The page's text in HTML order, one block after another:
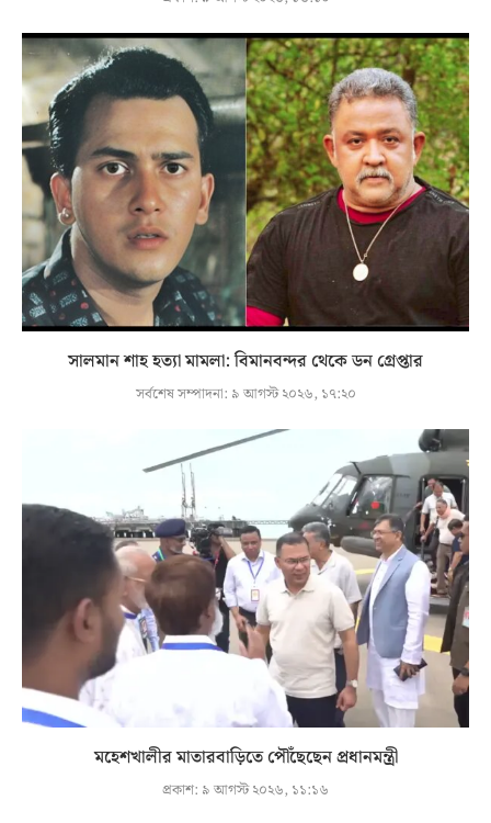
সালমান শাহ হত্যা মামলা: বিমানবন্দর থেকে ডন গ্রেপ্তার
সর্বশেষ সম্পাদনা: ৯ আগস্ট ২০২৬, ১৭:২০
মহেশখালীর মাতারবাড়িতে পৌঁছেছেন প্রধানমন্ত্রী
প্রকাশ: ৯ আগস্ট ২০২৬, ১১:১৬